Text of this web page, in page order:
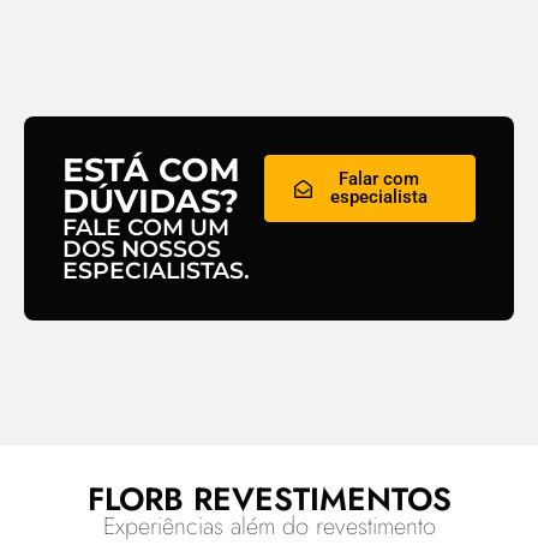
ESTÁ COM
DÚVIDAS?
FALE COM UM
DOS NOSSOS
ESPECIALISTAS.
Falar com
especialista
FLORB REVESTIMENTOS
Experiências além do revestimento